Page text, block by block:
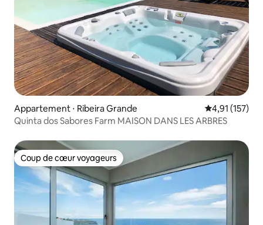
Appartement ⋅ Ribeira Grande Évaluation
4,91 (157)
Quinta dos Sabores Farm MAISON DANS LES ARBRES
Coup de cœur voyageurs
Coup de cœur voyageurs